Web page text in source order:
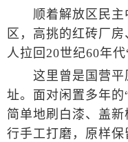
顺着解放区民主
区，高挑的红砖厂
人拉回20世纪60年
这里曾是国营平
址。面对闲置多年
简单地刷白漆、盖
行手工打磨，原样保